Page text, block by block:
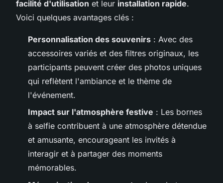
facilité d'utilisation et leur installation rapide.
Voici quelques avantages clés :
Personnalisation des souvenirs : Avec des
accessoires variés et des filtres originaux, les
participants peuvent créer des photos uniques
qui reflètent l'ambiance et le thème de
l'événement.
Impact sur l'atmosphère festive : Les bornes
à selfie contribuent à une atmosphère détendue
et amusante, encourageant les invités à
interagir et à partager des moments
mémorables.